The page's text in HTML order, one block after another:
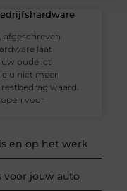
en op het werk
voor jouw auto
laat
oude ict
u niet meer
waard.
voor